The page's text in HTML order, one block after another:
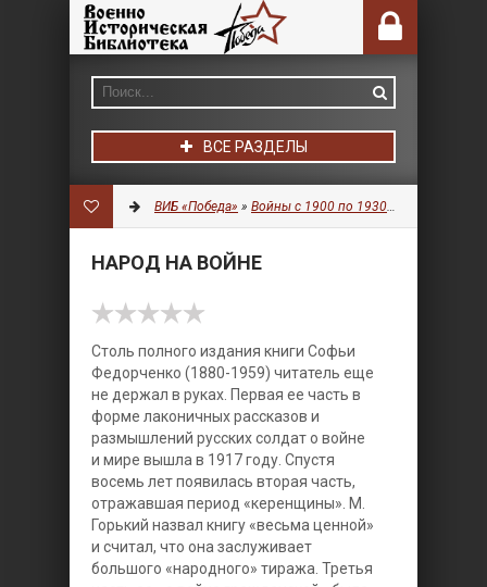
ВСЕ РАЗДЕЛЫ
ВИБ «Победа» » Войны с 1900 по 1930 гг.
НАРОД НА ВОЙНЕ
Столь полного издания книги Софьи
Федорченко (1880-1959) читатель еще
не держал в руках. Первая ее часть в
форме лаконичных рассказов и
размышлений русских солдат о войне
и мире вышла в 1917 году. Спустя
восемь лет появилась вторая часть,
отражавшая период «керенщины». М.
Горький назвал книгу «весьма ценной»
и считал, что она заслуживает
большого «народного» тиража. Третья